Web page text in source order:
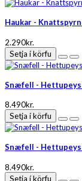
Haukar -
2.290kr.
Setja í körfu
Snæfell -
8.490kr.
Setja í körfu
Snæfell -
8.490kr.
Setja í körfu